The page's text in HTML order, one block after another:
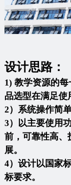
设计思路：
1) 教学资源的
品选型在满足使
2）系统操作简
3）以主要使用
前，可靠性高、
展。
4）设计以国家
标要求。